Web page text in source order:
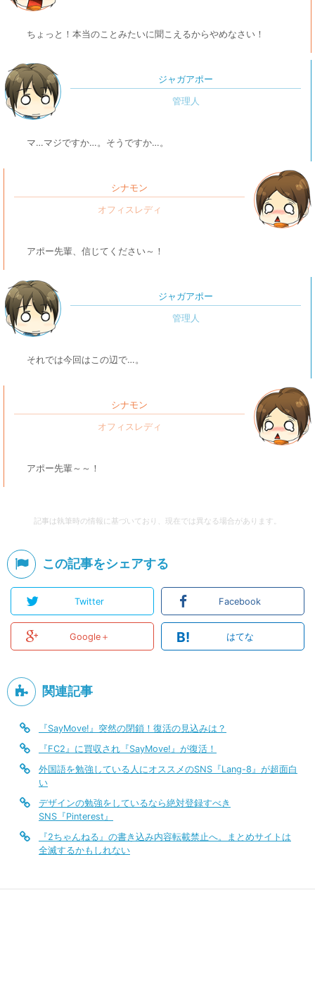
ちょっと！本当のことみたいに聞こえるからやめなさい！
ジャガアポー
マ…マジですか…。そうですか…。
シナモン
アポー先輩、信じてください～！
ジャガアポー
それでは今回はこの辺で…。
シナモン
アポー先輩～～！
記事は執筆時の情報に基づいており、現在では異なる場合があります。
この記事をシェアする
Twitter Facebook
Google＋ B! はてな
関連記事
『SayMove!』突然の閉鎖！復活の見込みは？
『FC2』に買収され『SayMove!』が復活！
外国語を勉強している人にオススメのSNS『Lang-8』が超面白
い
デザインの勉強をしているなら絶対登録すべき
SNS『Pinterest』
『2ちゃんねる』の書き込み内容転載禁止へ。まとめサイトは
全滅するかもしれない